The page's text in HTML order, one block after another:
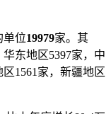
单位19979家。其
东地区5397家，中
1561家，新疆地区